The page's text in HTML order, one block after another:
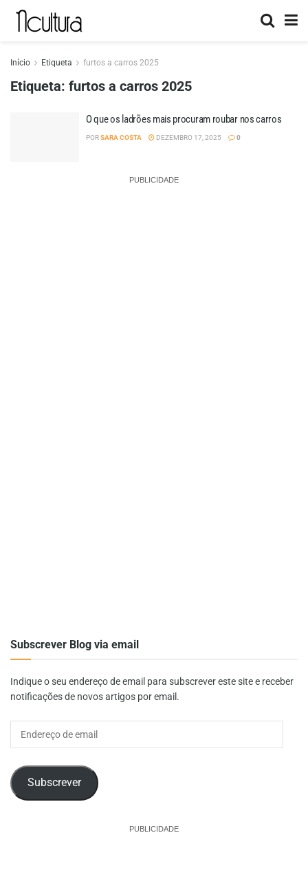
Início Etiqueta furtos a carros 2025
Etiqueta: furtos a carros 2025
O que os ladrões mais procuram roubar nos carros
PORSARA COSTA DEZEMBRO 17, 2025 0
PUBLICIDADE
Subscrever Blog via email
Indique o seu endereço de email para subscrever este site e receber
notificações de novos artigos por email.
Subscrever
PUBLICIDADE